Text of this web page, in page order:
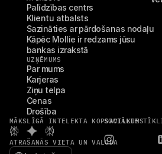
Palīdzības centrs
Klientu atbalsts
Sazināties ar pārdošanas nodaļu
Kāpēc Mollie ir redzams jūsu
bankas izrakstā
UZŅĒMUMS
Par mums
Karjeras
Ziņu telpa
Cenas
Drošība
MĀKSLĪGĀ INTELEKTA KOPSAVILKUMS
SOCIĀLIE
ATRAŠANĀS VIETA UN VALODA
Select Language